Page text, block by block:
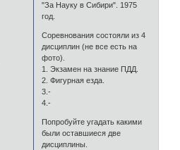
"За Науку в Сибири". 1975
год.
Соревнования состояли из 4
дисциплин (не все есть на
фото).
1. Экзамен на знание ПДД.
2. Фигурная езда.
3.-
4.-
Попробуйте угадать какими
были оставшиеся две
дисциплины.